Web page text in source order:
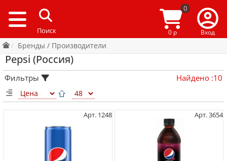
0
0 р Вход
Бренды / Производители
Pepsi (Россия)
Фильтры Найдено :10
Арт. 1248 Арт. 3654